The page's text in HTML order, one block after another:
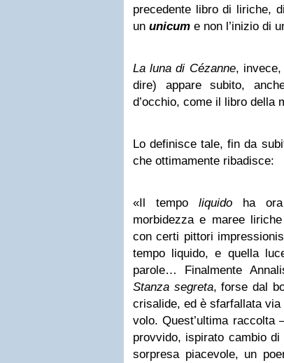
precedente libro di liriche,
un unicum e non l’inizio di
La luna di Cézanne,
dire) appare subito,
d’occhio, come il libro della
Lo definisce tale, fin da
che ottimamente ribadisce:
«Il tempo liquido ha ora
morbidezza e maree
con certi pittori
tempo liquido, e quella
parole… Finalmente
Stanza segreta, forse dal
crisalide, ed è sfarfallata
volo. Quest’ultima raccolta
provvido, ispirato cambio
sorpresa piacevole, un